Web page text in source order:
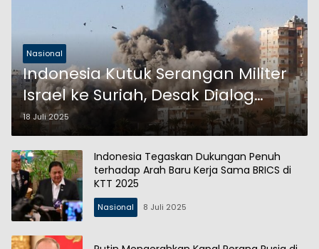
Nasional
Indonesia Kutuk Serangan Militer
Israel ke Suriah, Desak Dialog
Damai
18 Juli 2025
Indonesia Tegaskan Dukungan Penuh
terhadap Arah Baru Kerja Sama BRICS di
KTT 2025
Nasional 8 Juli 2025